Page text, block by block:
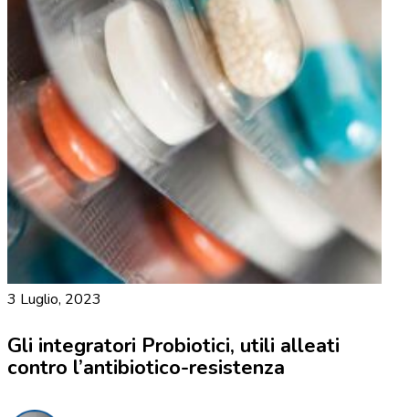
3 Luglio, 2023
Gli integratori Probiotici, utili alleati
contro l’antibiotico-resistenza